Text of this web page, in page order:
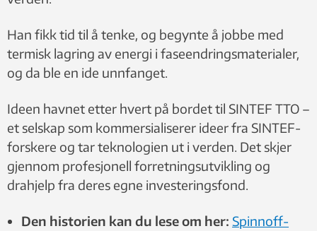
Han fikk tid til å tenke, og begynte å jobbe med
termisk lagring av energi i faseendringsmaterialer,
og da ble en ide unnfanget.
Ideen havnet etter hvert på bordet til SINTEF TTO –
et selskap som kommersialiserer ideer fra SINTEF-
forskere og tar teknologien ut i verden. Det skjer
gjennom profesjonell forretningsutvikling og
drahjelp fra deres egne investeringsfond.
Den historien kan du lese om her: Spinnoff-